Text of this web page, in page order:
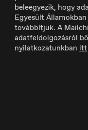
Deutsch
beleegyezik, hogy
Egyesült
továbbítjuk. A
adatfeldolgozásról
nyilatkozatunkban itt